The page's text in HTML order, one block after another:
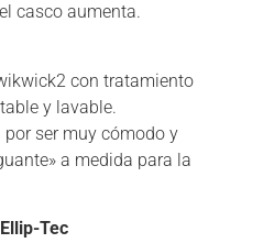
casco aumenta.
con tratamiento
y lavable.
ser muy cómodo y
a medida para la
Tec